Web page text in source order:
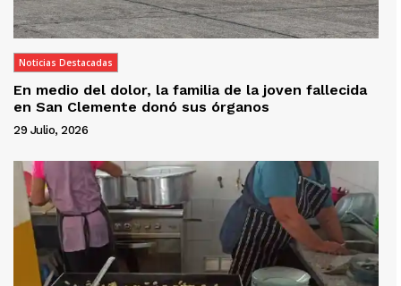
Noticias Destacadas
En medio del dolor, la familia de la joven fallecida
en San Clemente donó sus órganos
29 Julio, 2026